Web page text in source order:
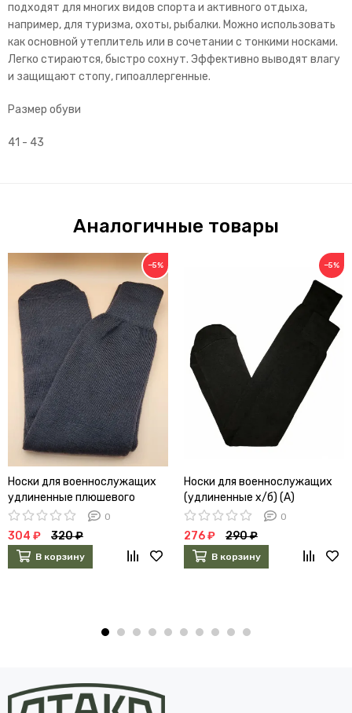
подходят для многих видов спорта и активного отдыха,
например, для туризма, охоты, рыбалки. Можно использовать
как основной утеплитель или в сочетании с тонкими носками.
Легко стираются, быстро сохнут. Эффективно выводят влагу
и защищают стопу, гипоаллергенные.
Размер обуви
41 - 43
Аналогичные товары
−5%
Носки для военнослужащих
удлиненные плюшевого
плетения п/ш (А)
0
304 ₽ 320 ₽
В корзину
−5%
Носки для военнослужащих
(удлиненные х/б) (А)
0
276 ₽ 290 ₽
В корзину